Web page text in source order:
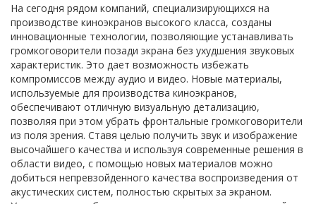
На сегодня рядом компаний, специализирующихся на
производстве киноэкранов высокого класса, созданы
инновационные технологии, позволяющие устанавливать
громкоговорители позади экрана без ухудшения звуковых
характеристик. Это дает возможность избежать
компромиссов между аудио и видео. Новые материалы,
используемые для производства киноэкранов,
обеспечивают отличную визуальную детализацию,
позволяя при этом убрать фронтальные громкоговорители
из поля зрения. Ставя целью получить звук и изображение
высочайшего качества и используя современные решения в
области видео, с помощью новых материалов можно
добиться непревзойденного качества воспроизведения от
акустических систем, полностью скрытых за экраном.